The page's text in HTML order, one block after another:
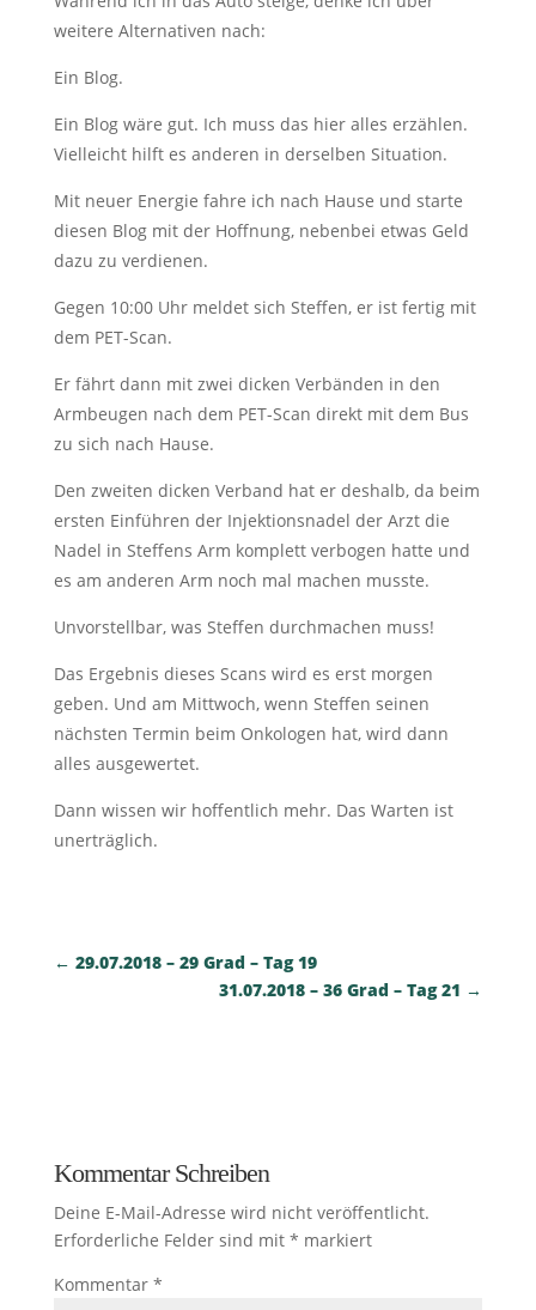
weitere Alternativen nach:
Ein Blog.
Ein Blog wäre gut. Ich muss das hier alles erzählen.
Vielleicht hilft es anderen in derselben Situation.
Mit neuer Energie fahre ich nach Hause und starte
diesen Blog mit der Hoffnung, nebenbei etwas Geld
dazu zu verdienen.
Gegen 10:00 Uhr meldet sich Steffen, er ist fertig mit
dem PET-Scan.
Er fährt dann mit zwei dicken Verbänden in den
Armbeugen nach dem PET-Scan direkt mit dem Bus
zu sich nach Hause.
Den zweiten dicken Verband hat er deshalb, da beim
ersten Einführen der Injektionsnadel der Arzt die
Nadel in Steffens Arm komplett verbogen hatte und
es am anderen Arm noch mal machen musste.
Unvorstellbar, was Steffen durchmachen muss!
Das Ergebnis dieses Scans wird es erst morgen
geben. Und am Mittwoch, wenn Steffen seinen
nächsten Termin beim Onkologen hat, wird dann
alles ausgewertet.
Dann wissen wir hoffentlich mehr. Das Warten ist
unerträglich.
← 29.07.2018 – 29 Grad – Tag 19
31.07.2018 – 36 Grad – Tag 21 →
Kommentar Schreiben
Deine E-Mail-Adresse wird nicht veröffentlicht.
Erforderliche Felder sind mit * markiert
Kommentar *